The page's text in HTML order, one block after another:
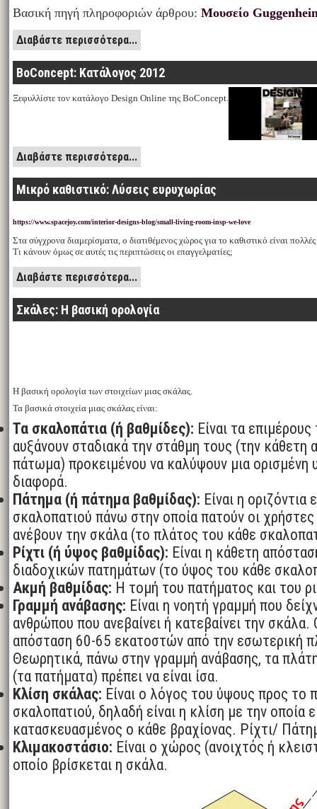
Βασική πηγή πληροφοριών άρθρου: Μουσείο
Διαβάστε περισσότερα...
BoConcept: Κατάλογος 2012
Ξεφυλλίστε τον κατάλογο Design Online της BoConcept.
Διαβάστε περισσότερα...
Μικρό καθιστικό: Λύσεις ευρυχωρίας
https://www.spacejoy.com/interior-designs-blog/small-living-room-insp-we-love
Στα σύγχρονα διαμερίσματα, ο διατιθέμενος χώρος για το καθιστικό είναι
Τι κάνουν όμως σε αυτές τις περιπτώσεις οι επαγγελματίες;
Διαβάστε περισσότερα...
Σκάλες: Η βασική ορολογία
Η βασική ορολογία των στοιχείων μιας σκάλας.
Τα βασικά στοιχεία μιας σκάλας είναι:
Τα σκαλοπάτια (ή βαθμίδες): Είναι τα
αυξάνουν σταδιακά την στάθμη τους (την κάθετη
πάτωμα) προκειμένου να καλύψουν μια ορισμένη
διαφορά.
Πάτημα (ή πάτημα βαθμίδας): Είναι η
σκαλοπατιού πάνω στην οποία πατούν οι
ανέβουν την σκάλα (το πλάτος του κάθε
Ρίχτι (ή ύψος βαθμίδας): Είναι η κάθετη
διαδοχικών πατημάτων (το ύψος του κάθε
Ακμή βαθμίδας: Η τομή του πατήματος και του
Γραμμή ανάβασης: Είναι η νοητή γραμμή που
ανθρώπου που ανεβαίνει ή κατεβαίνει την σκάλα.
απόσταση 60-65 εκατοστών από την εσωτερική
Θεωρητικά, πάνω στην γραμμή ανάβασης, τα
(τα πατήματα) πρέπει να είναι ίσα.
Κλίση σκάλας: Είναι ο λόγος του ύψους προς το
σκαλοπατιού, δηλαδή είναι η κλίση με την οποία
κατασκευασμένος ο κάθε βραχίονας. Ρίχτι/
Κλιμακοστάσιο: Είναι ο χώρος (ανοιχτός ή
οποίο βρίσκεται η σκάλα.